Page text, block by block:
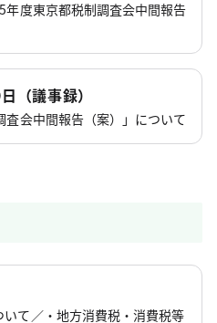
年度東京都税制調査会中間報告
（議事録）
査会中間報告（案）」について
いて／・地方消費税・消費税等